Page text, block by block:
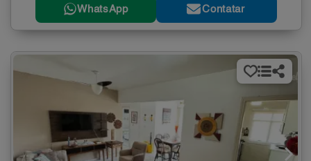
WhatsApp Contatar